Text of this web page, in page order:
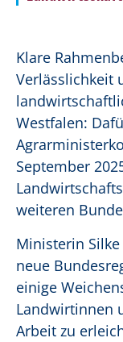
Klare
Verlässlichkeit
Westfalen:
September
weiteren
Ministerin
neue
einige
Landwirtinnen
Arbeit zu